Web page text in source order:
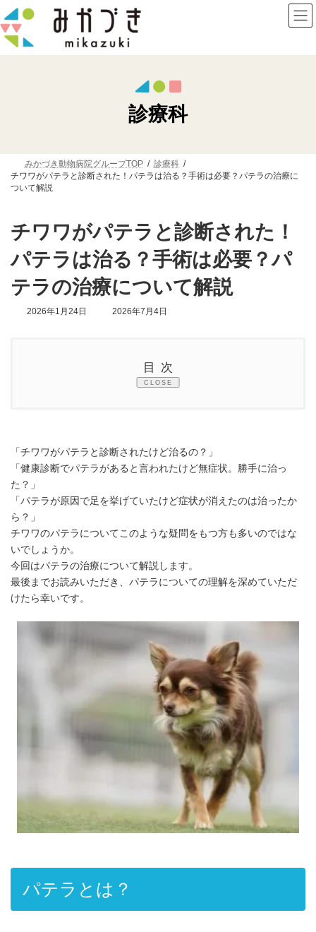
ン
テ
ン
ツ
ビ
ゲ
ー
シ
診療科
みかづき動物病院グループTOP
診療科
チワワがパテラと診断された！パテラは治る？手術は必要？パテラの治療に
ついて解説
チワワがパテラと診断された！
パテラは治る？手術は必要？パ
テラの治療について解説
2026年1月24日
最
2026年7月4日
目次
CLOSE
3. パテラの治療法は？
4. よくある質問（FAQ）
5.まとめ
5.1.1.
「チワワがパテラと診断されたけど治るの？」
「健康診断でパテラがあると言われたけど無症状。勝手に治っ
た？」
「パテラが原因で足を挙げていたけど症状が消えたのは治ったか
ら？」
チワワのパテラについてこのような疑問をもつ方も多いのではな
いでしょうか。
今回はパテラの治療について解説します。
最後までお読みいただき、パテラについての理解を深めていただ
けたら幸いです。
パテラとは？